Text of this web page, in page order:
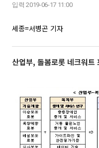
입력 2019-06-17 11:00
세종=서병곤 기자
산업부, 돌봄로롯 네크워